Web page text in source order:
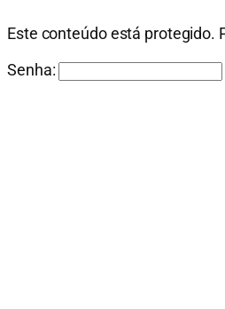
Este conteúdo está protegido.
Senha: